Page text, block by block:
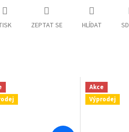
ZEPTAT SE HLÍDAT
Akce
Výprodej